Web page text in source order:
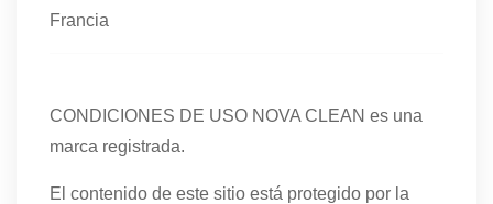
Francia
CONDICIONES DE USO NOVA CLEAN es una
marca registrada.
El contenido de este sitio está protegido por la